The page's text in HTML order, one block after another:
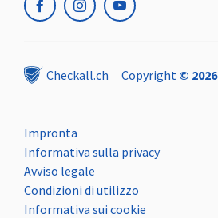
facebookinstagramyoutube
Checkall.ch Copyright © 2026
Impronta
Informativa sulla privacy
Avviso legale
Condizioni di utilizzo
Informativa sui cookie